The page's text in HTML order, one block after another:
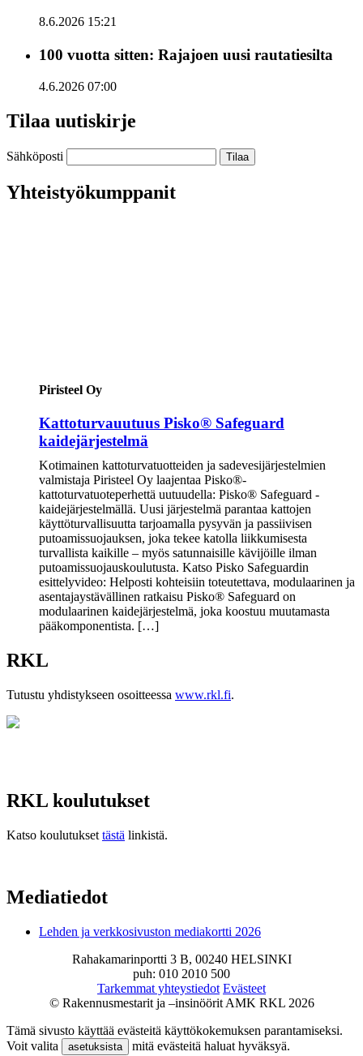
8.6.2026 15:21
100 vuotta sitten: Rajajoen uusi rautatiesilta
4.6.2026 07:00
Tilaa uutiskirje
Sähköposti
Yhteistyökumppanit
Piristeel Oy
Kattoturvauutuus Pisko® Safeguard
kaidejärjestelmä
Kotimainen kattoturvatuotteiden ja sadevesijärjestelmien
valmistaja Piristeel Oy laajentaa Pisko®-
kattoturvatuoteperhettä uutuudella: Pisko® Safeguard -
kaidejärjestelmällä. Uusi järjestelmä parantaa kattojen
käyttöturvallisuutta tarjoamalla pysyvän ja passiivisen
putoamissuojauksen, joka tekee katolla liikkumisesta
turvallista kaikille – myös satunnaisille kävijöille ilman
putoamissuojauskoulutusta. Katso Pisko Safeguardin
esittelyvideo: Helposti kohteisiin toteutettava, modulaarinen ja
asentajaystävällinen ratkaisu Pisko® Safeguard on
modulaarinen kaidejärjestelmä, joka koostuu muutamasta
pääkomponentista. […]
RKL
Tutustu yhdistykseen osoitteessa www.rkl.fi.
RKL koulutukset
Katso koulutukset tästä linkistä.
Mediatiedot
Lehden ja verkkosivuston mediakortti 2026
Rahakamarinportti 3 B, 00240 HELSINKI
puh: 010 2010 500
Tarkemmat yhteystiedot Evästeet
© Rakennusmestarit ja –insinöörit AMK RKL 2026
Tämä sivusto käyttää evästeitä käyttökokemuksen parantamiseksi.
Voit valita
asetuksista mitä evästeitä haluat hyväksyä.